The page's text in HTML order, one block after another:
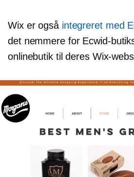
Wix er også integreret med
det nemmere for Ecwid-
onlinebutik til deres Wix-